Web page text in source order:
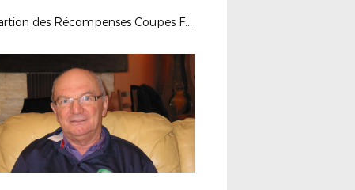
Prépartion des Récompenses Coupes Futsal